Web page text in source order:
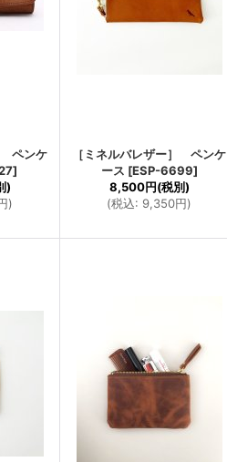
ペンケ
]
)
)
［ミネルバレザー］ ペンケ
ース [ESP-6699]
8,500円(税別)
(税込: 9,350円)